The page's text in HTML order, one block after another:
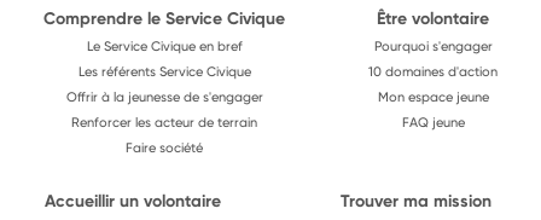
Comprendre le Service Civique
Le Service Civique en bref
Les référents Service Civique
Offrir à la jeunesse de s'engager
Renforcer les acteur de terrain
Faire société
Être volontaire
Pourquoi s'engager
10 domaines d'action
Mon espace jeune
FAQ jeune
Accueillir un volontaire Trouver ma mission